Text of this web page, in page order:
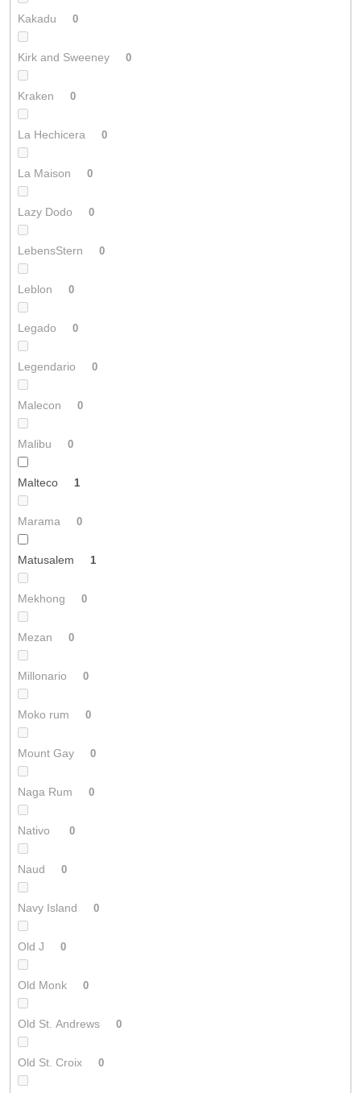
Kakadu 0
Kirk and Sweeney 0
Kraken 0
La Hechicera 0
La Maison 0
Lazy Dodo 0
LebensStern 0
Leblon 0
Legado 0
Legendario 0
Malecon 0
Malibu 0
Malteco 1
Marama 0
Matusalem 1
Mekhong 0
Mezan 0
Millonario 0
Moko rum 0
Mount Gay 0
Naga Rum 0
Nativo 0
Naud 0
Navy Island 0
Old J 0
Old Monk 0
Old St. Andrews 0
Old St. Croix 0